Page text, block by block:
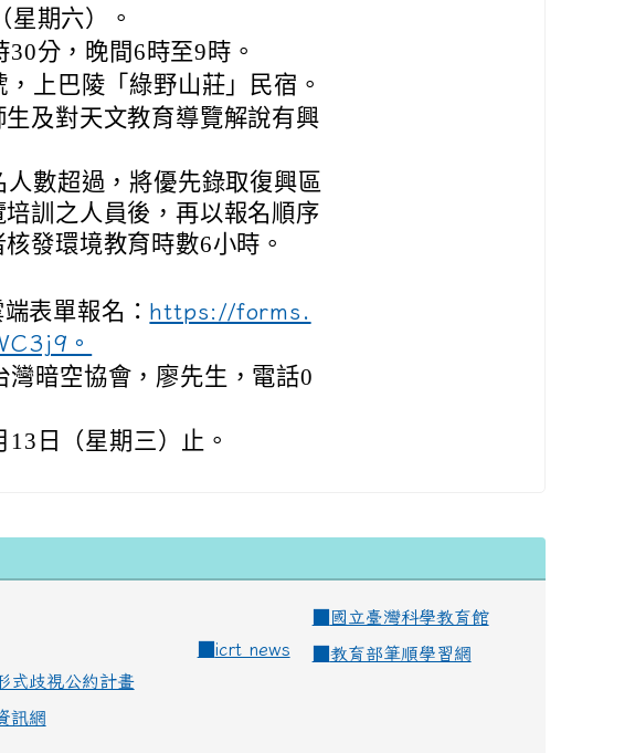
星期六）。
分，晚間6時至9時。
上巴陵「綠野山莊」民宿。
及對天文教育導覽解說有興
數超過，將優先錄取復興區
訓之人員後，再以報名順序
發環境教育時數6小時。
表單報名： https://forms.
。
灣暗空協會，廖先生，電話0
日（星期三）止。
國立臺灣科學教育館
icrt news
教育部筆順學習網
式歧視公約計畫
訊網